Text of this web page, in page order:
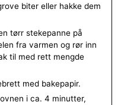
biter eller hakke dem
tørr stekepanne på
fra varmen og rør inn
til med rett mengde
med bakepapir.
i ca. 4 minutter,